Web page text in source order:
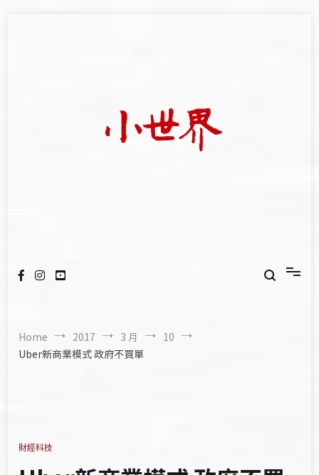
Home 2017 3 月
10
Uber新商業模式 政府不買單
財經科技